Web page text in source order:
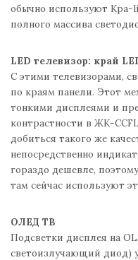
обычно используют
полного массива
LED телевизор: край
С этими телевизорами,
по краям панели. Этот
тонкими дисплеями и
контрастности в ЖК-
добиться такого же
непосредственно
гораздо дешевле,
там сейчас используют
ОЛЕД ТВ
Подсветки дисплея на
светоизлучающий диод)